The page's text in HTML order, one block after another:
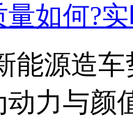
量如何?
能源造
力与颜